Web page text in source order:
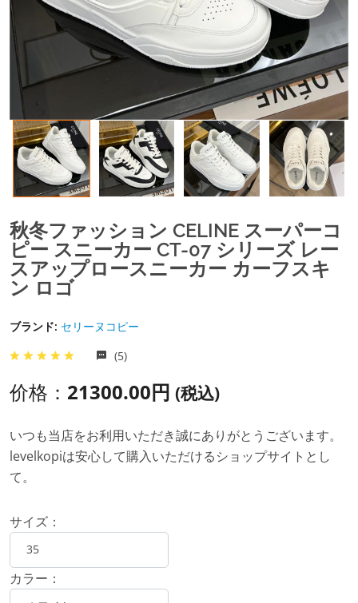
秋冬ファッション CELINE スーパーコ
ピー スニーカー CT-07 シリーズ レー
スアップロースニーカー カーフスキ
ン ロゴ
ブランド: セリーヌコピー
(5)
价格： 21300.00円 (税込)
いつも当店をお利用いただき誠にありがとうございます。
levelkopiは安心して購入いただけるショップサイトとし
て。
サイズ：
カラー：